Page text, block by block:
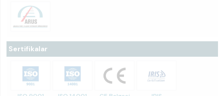
Sertifikalar